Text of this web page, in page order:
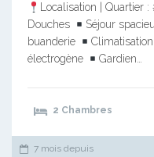
Localisation | Quartier :
Douches
Séjour
buanderie
Climatisation
électrogène
Gardien…
2 Chambres
7 mois depuis